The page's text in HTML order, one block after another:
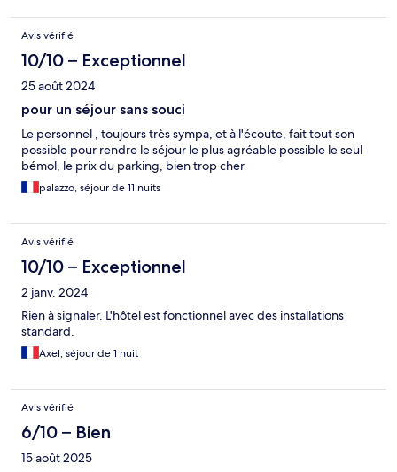
Avis vérifié
10/10 – Exceptionnel
25 août 2024
pour un séjour sans souci
Le personnel , toujours très sympa, et à l'écoute, fait tout son
possible pour rendre le séjour le plus agréable possible le seul
bémol, le prix du parking, bien trop cher
palazzo, séjour de 11 nuits
Avis vérifié
10/10 – Exceptionnel
2 janv. 2024
Rien à signaler. L'hôtel est fonctionnel avec des installations
standard.
Axel, séjour de 1 nuit
Avis vérifié
6/10 – Bien
15 août 2025